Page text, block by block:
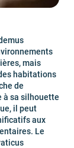
mais
habitations
de
à sa silhouette
il peut
aux
Le